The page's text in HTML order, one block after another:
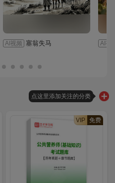
AI视频 塞翁失马 AI视
点这里添加关注的分类
VIP 免费